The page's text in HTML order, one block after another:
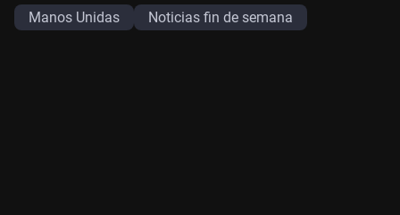
Manos Unidas Noticias fin de semana